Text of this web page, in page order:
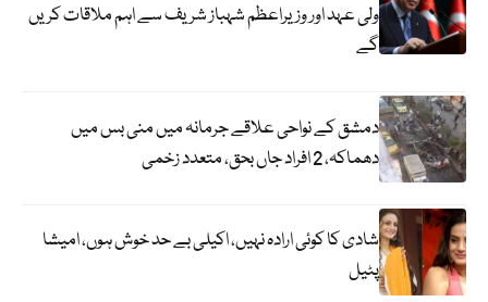
ولی عہد اور وزیراعظم شہباز شریف سے اہم ملاقات کریں
گے
دمشق کے نواحی علاقے جرمانہ میں منی بس میں
دھماکہ، 2 افراد جاں بحق، متعدد زخمی
شادی کا کوئی ارادہ نہیں، اکیلی بے حد خوش ہوں، امیشا
پٹیل